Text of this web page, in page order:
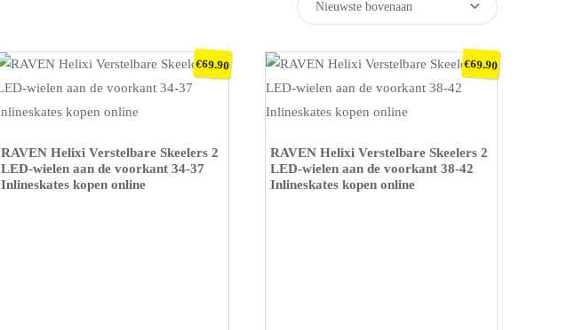
RAVEN Helixi Verstelbare Skeelers 2
LED-wielen aan de voorkant 34-37
Inlineskates kopen online
€69.90
RAVEN Helixi Verstelbare Skeelers 2
LED-wielen aan de voorkant 38-42
Inlineskates kopen online
€69.90